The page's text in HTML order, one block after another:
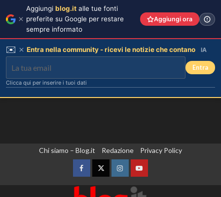
Chi siamo – Blog.it Redazione Privacy Policy
FacebookTwitterInstagramYouTube
Aggiungi blog.it alle tue fonti
preferite su Google per restare
sempre informato
Aggiungi ora
✉️ Entra nella community - ricevi le notizie che contano IA
Entra
Clicca qui per inserire i tuoi dati